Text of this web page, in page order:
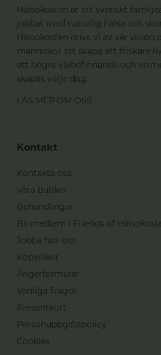
Hälsokosten är ett svenskt
jobbat med naturlig hälsa och
Hälsokosten drivs vi av vår vision
människor att skapa ett friskare
ett högre välbefinnande och en
skapas varje dag.
LÄS MER OM OSS
Kontakt
Kontakta oss
Våra butiker
Behandlingar
Bli medlem i Friends of
Jobba hos oss
Köpvillkor
Ångerformulär
Vanliga frågor
Presentkort
Personuppgiftspolicy
Cookies